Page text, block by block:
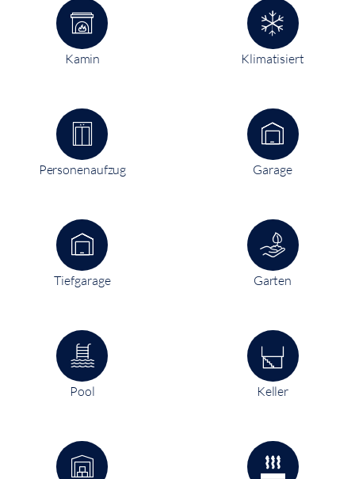
Kamin Klimatisiert
Personenaufzug Garage
Tiefgarage Garten
Pool Keller